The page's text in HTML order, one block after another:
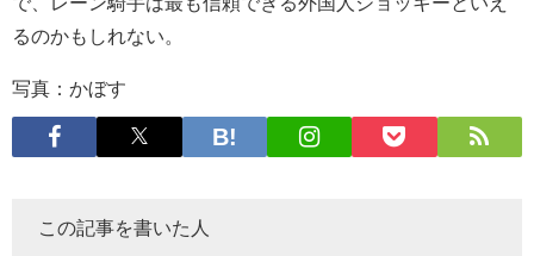
るのかもしれない。
写真：かぼす
この記事を書いた人